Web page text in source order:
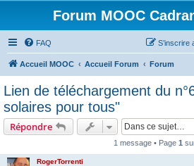
Forum MOOC
FAQ S’inscrire
Accueil MOOC Accueil Forum Forum
Lien de téléchargement du
solaires pour tous"
Répondre
1 message • Page 1
RogerTorrenti